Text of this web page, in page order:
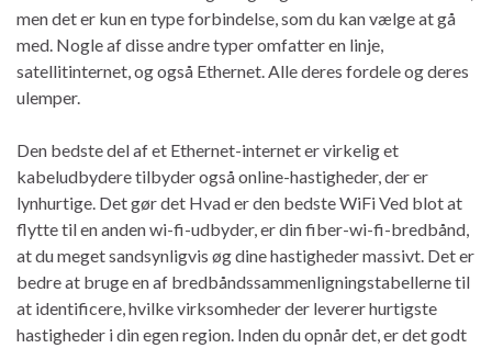
men det er kun en type forbindelse, som du kan vælge at gå
med. Nogle af disse andre typer omfatter en linje,
satellitinternet, og også Ethernet. Alle deres fordele og deres
ulemper.
Den bedste del af et Ethernet-internet er virkelig et
kabeludbydere tilbyder også online-hastigheder, der er
lynhurtige. Det gør det Hvad er den bedste WiFi Ved blot at
flytte til en anden wi-fi-udbyder, er din fiber-wi-fi-bredbånd,
at du meget sandsynligvis øg dine hastigheder massivt. Det er
bedre at bruge en af ​​bredbåndssammenligningstabellerne til
at identificere, hvilke virksomheder der leverer hurtigste
hastigheder i din egen region. Inden du opnår det, er det godt